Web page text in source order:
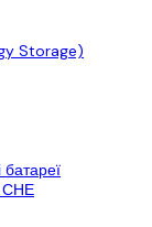
Storage)
батареї
СНЕ